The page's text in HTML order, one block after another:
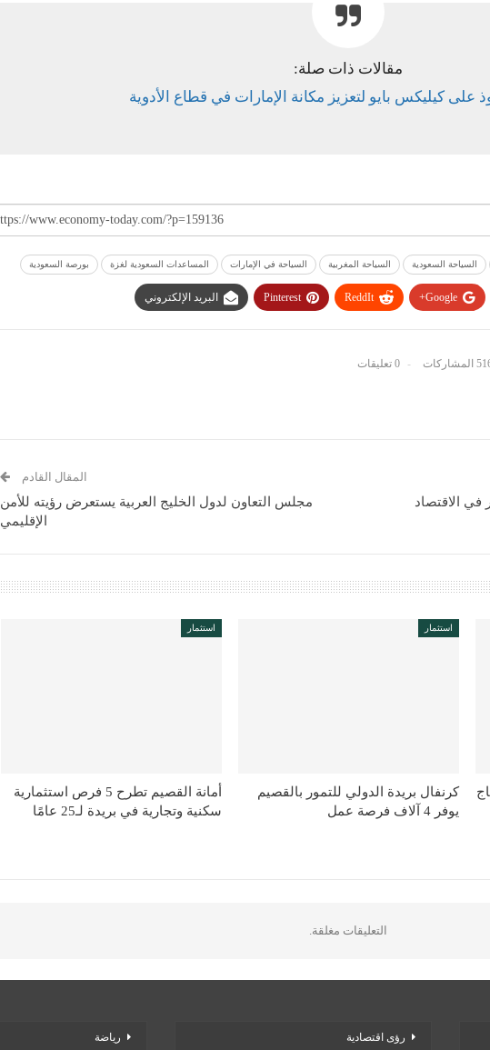
مقالات ذات صلة:
على كيليكس بايو لتعزيز مكانة الإمارات في قطاع الأدوية
السياحة السعودية السياحة المغربية السياحة في الإمارات المساعدات السعودية لغزة بورصة السعودية
Google+
ReddIt
Pinterest البريد الإلكتروني
0 تعليقات
دولار في الاقتصاد
المقال القادم
مجلس التعاون لدول الخليج العربية يستعرض رؤيته للأمن
الإقليمي
استثمار
كرنفال بريدة الدولي للتمور بالقصيم
يوفر 4 آلاف فرصة عمل
استثمار
أمانة القصيم تطرح 5 فرص استثمارية
سكنية وتجارية في بريدة لـ25 عامًا
التعليقات مغلقة.
رؤى اقتصادية رياضة